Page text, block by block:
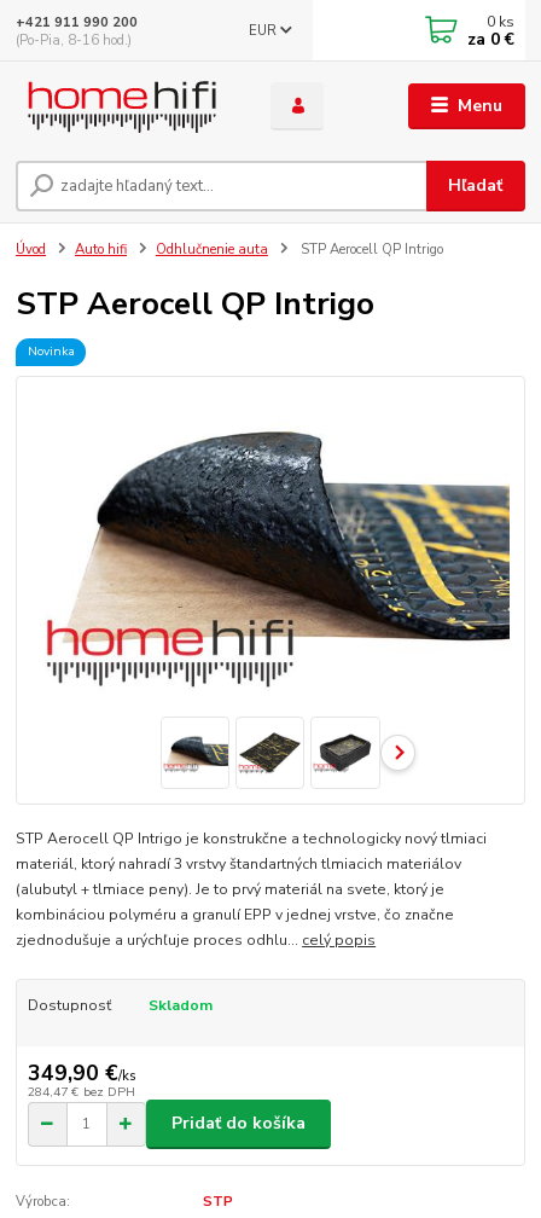
Menu
EUR
Hľadať
+421 911 990 200
(Po-Pia, 8-16 hod.)
0 ks
za 0 €
Úvod Auto hifi Odhlučnenie auta STP Aerocell QP Intrigo
STP Aerocell QP Intrigo
Novinka
STP Aerocell QP Intrigo je konstrukčne a technologicky nový tlmiaci
materiál, ktorý nahradí 3 vrstvy štandartných tlmiacich materiálov
(alubutyl + tlmiace peny). Je to prvý materiál na svete, ktorý je
kombináciou polyméru a granulí EPP v jednej vrstve, čo značne
zjednodušuje a urýchľuje proces odhlu... celý popis
Dostupnosť Skladom
349,90 €/ks
284,47 € bez DPH
Pridať do košíka
Výrobca: STP